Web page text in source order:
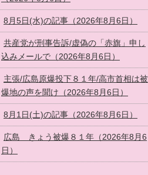
8月5日(水)の記事（2026年8月6日）
共産党が刑事告訴/虚偽の「赤旗」申し
込みメールで（2026年8月6日）
主張/広島原爆投下８１年/高市首相は被
爆地の声を聞け（2026年8月6日）
8月1日(土)の記事（2026年8月6日）
広島 きょう被爆８１年（2026年8月6
日）